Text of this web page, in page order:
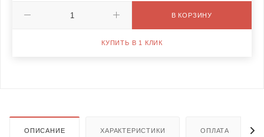
В КОРЗИНУ
КУПИТЬ В 1 КЛИК
ОПИСАНИЕ ХАРАКТЕРИСТИКИ ОПЛАТА